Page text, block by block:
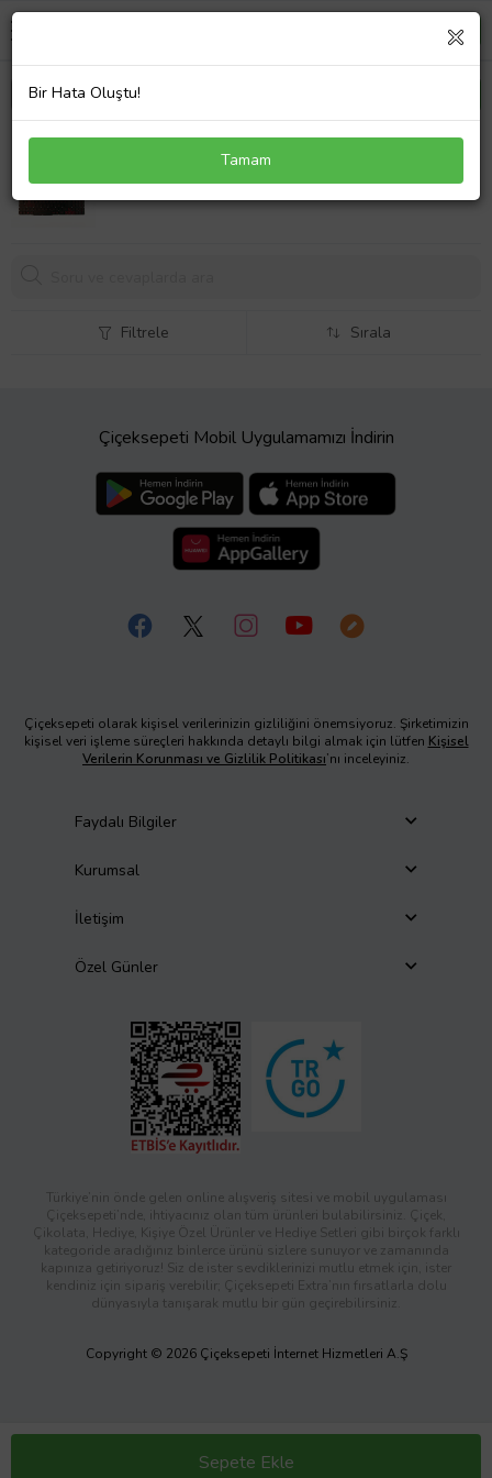
Acer Nitro 5 AN515-51-75SR Klavye Işıklı Kırmızı
2391,03 TL
Sepete Ekle
Filtrele Sırala
Çiçeksepeti Mobil Uygulamamızı İndirin
Çiçeksepeti olarak kişisel verilerinizin gizliliğini önemsiyoruz. Şirketimizin
kişisel veri işleme süreçleri hakkında detaylı bilgi almak için lütfen Kişisel
Verilerin Korunması ve Gizlilik Politikası’nı inceleyiniz.
Faydalı Bilgiler
Kurumsal
İletişim
Özel Günler
Türkiye’nin önde gelen online alışveriş sitesi ve mobil uygulaması
Çiçeksepeti’nde, ihtiyacınız olan tüm ürünleri bulabilirsiniz. Çiçek,
Çikolata, Hediye, Kişiye Özel Ürünler ve Hediye Setleri gibi birçok farklı
kategoride aradığınız binlerce ürünü sizlere sunuyor ve zamanında
kapınıza getiriyoruz! Siz de ister sevdiklerinizi mutlu etmek için, ister
kendiniz için sipariş verebilir; Çiçeksepeti Extra’nın fırsatlarla dolu
dünyasıyla tanışarak mutlu bir gün geçirebilirsiniz.
Copyright © 2026 Çiçeksepeti İnternet Hizmetleri A.Ş
Bir Hata Oluştu!
Tamam